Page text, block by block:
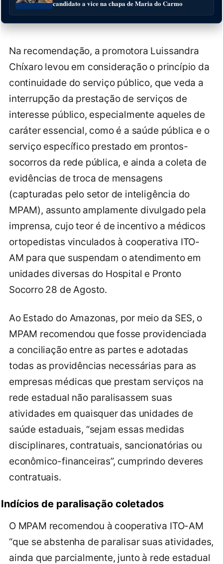
candidato a vice na chapa de Maria do Carmo
Na recomendação, a promotora Luissandra
Chíxaro levou em consideração o princípio da
continuidade do serviço público, que veda a
interrupção da prestação de serviços de
interesse público, especialmente aqueles de
caráter essencial, como é a saúde pública e o
serviço específico prestado em prontos-
socorros da rede pública, e ainda a coleta de
evidências de troca de mensagens
(capturadas pelo setor de inteligência do
MPAM), assunto amplamente divulgado pela
imprensa, cujo teor é de incentivo a médicos
ortopedistas vinculados à cooperativa ITO-
AM para que suspendam o atendimento em
unidades diversas do Hospital e Pronto
Socorro 28 de Agosto.
Ao Estado do Amazonas, por meio da SES, o
MPAM recomendou que fosse providenciada
a conciliação entre as partes e adotadas
todas as providências necessárias para as
empresas médicas que prestam serviços na
rede estadual não paralisassem suas
atividades em quaisquer das unidades de
saúde estaduais, “sejam essas medidas
disciplinares, contratuais, sancionatórias ou
econômico-financeiras”, cumprindo deveres
contratuais.
Indícios de paralisação coletados
O MPAM recomendou à cooperativa ITO-AM
“que se abstenha de paralisar suas atividades,
ainda que parcialmente, junto à rede estadual